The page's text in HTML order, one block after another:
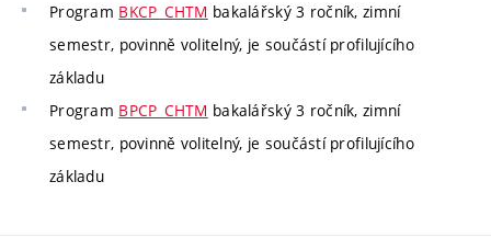
Program BKCP_CHTM bakalářský 3 ročník, zimní
semestr, povinně volitelný, je součástí profilujícího
základu
Program BPCP_CHTM bakalářský 3 ročník, zimní
semestr, povinně volitelný, je součástí profilujícího
základu